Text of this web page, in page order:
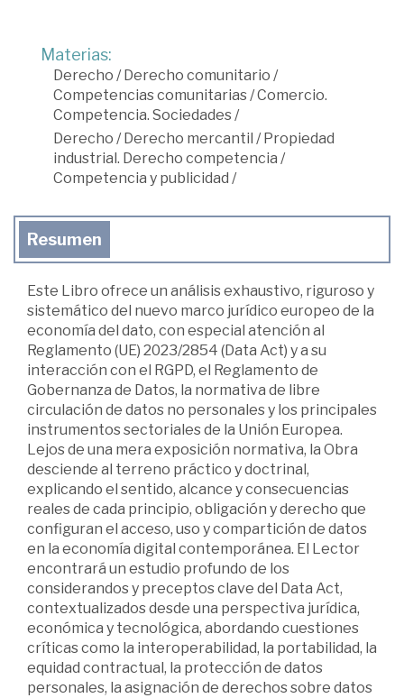
Materias:
Derecho / Derecho comunitario /
Competencias comunitarias/Comercio.
Competencia. Sociedades/
Derecho / Derecho mercantil / Propiedad
industrial. Derecho competencia /
Competencia y publicidad /
Resumen
Este Libro ofrece un análisis exhaustivo, riguroso y
sistemático del nuevo marco jurídico europeo de la
economía del dato, con especial atención al
Reglamento (UE) 2023/2854 (Data Act) y a su
interacción con el RGPD, el Reglamento de
Gobernanza de Datos, la normativa de libre
circulación de datos no personales y los principales
instrumentos sectoriales de la Unión Europea.
Lejos de una mera exposición normativa, la Obra
desciende al terreno práctico y doctrinal,
explicando el sentido, alcance y consecuencias
reales de cada principio, obligación y derecho que
configuran el acceso, uso y compartición de datos
en la economía digital contemporánea. El Lector
encontrará un estudio profundo de los
considerandos y preceptos clave del Data Act,
contextualizados desde una perspectiva jurídica,
económica y tecnológica, abordando cuestiones
críticas como la interoperabilidad, la portabilidad, la
equidad contractual, la protección de datos
personales, la asignación de derechos sobre datos